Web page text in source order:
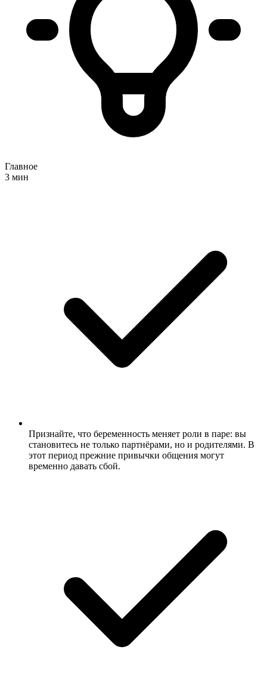
Главное
3 мин
Признайте, что беременность меняет роли в паре: вы
становитесь не только партнёрами, но и родителями. В
этот период прежние привычки общения могут
временно давать сбой.